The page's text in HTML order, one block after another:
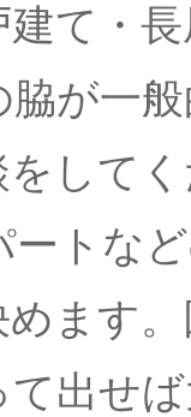
建て・
が一
して
トな
めます
出せ